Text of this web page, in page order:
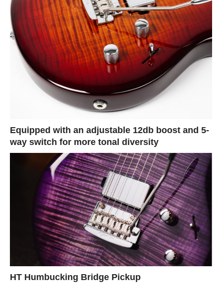
Equipped with an adjustable 12db boost and 5-
way switch for more tonal diversity
HT Humbucking Bridge Pickup